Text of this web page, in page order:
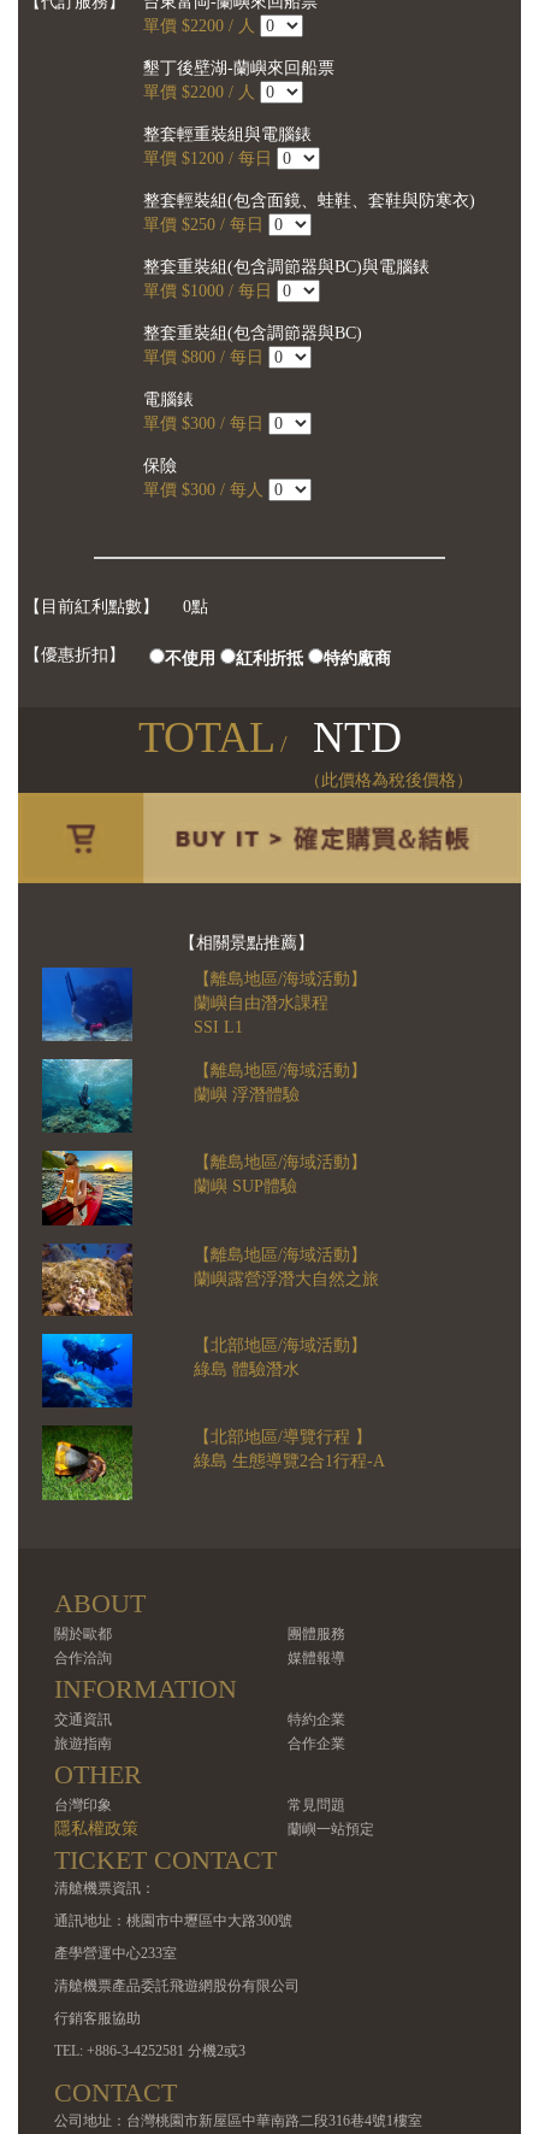
單價 $2200 / 人
墾丁後壁湖-蘭嶼來回船票
單價 $2200 / 人
整套輕重裝組與電腦錶
單價 $1200 / 每日
整套輕裝組(包含面鏡、蛙鞋、套鞋與防寒衣)
單價 $250 / 每日
整套重裝組(包含調節器與BC)與電腦錶
單價 $1000 / 每日
整套重裝組(包含調節器與BC)
單價 $800 / 每日
電腦錶
單價 $300 / 每日
保險
單價 $300 / 每人
【目前紅利點數】 0點
【優惠折扣】 不使用 紅利折抵 特約廠商
TOTAL / NTD
（此價格為稅後價格）
【相關景點推薦】
【離島地區/海域活動】
蘭嶼自由潛水課程
SSI L1
【離島地區/海域活動】
蘭嶼 浮潛體驗
【離島地區/海域活動】
蘭嶼 SUP體驗
【離島地區/海域活動】
蘭嶼露營浮潛大自然之旅
【北部地區/海域活動】
綠島 體驗潛水
【北部地區/導覽行程 】
綠島 生態導覽2合1行程-A
ABOUT
關於歐都
團體服務
合作洽詢
媒體報導
INFORMATION
交通資訊
特約企業
旅遊指南
合作企業
OTHER
台灣印象 常見問題
隱私權政策 蘭嶼一站預定
TICKET CONTACT
清艙機票資訊：
通訊地址：桃園市中壢區中大路300號
產學營運中心233室
清艙機票產品委託飛遊網股份有限公司
行銷客服協助
TEL: +886-3-4252581 分機2或3
CONTACT
公司地址：台灣桃園市新屋區中華南路二段316巷4號1樓室